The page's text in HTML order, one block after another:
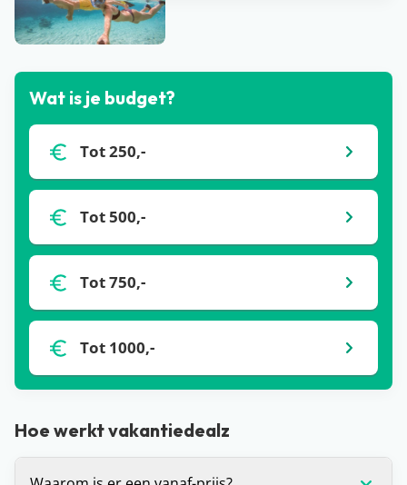
Bekijk alle blogs
Wat is je budget?
Tot 250,-
Tot 500,-
Tot 750,-
Tot 1000,-
Hoe werkt vakantiedealz